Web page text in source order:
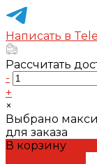
Написать в
Рассчитать
-
+
×
Выбрано
для заказа
В корзину